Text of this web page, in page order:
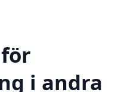
i andra